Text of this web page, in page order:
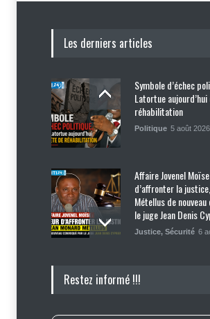
Les derniers articles
Symbole d’échec
Latortue
réhabilitation
Politique 5 août 2026
Affaire Jovenel
d’affronter la
Métellus de
le juge Jean Denis
Justice, Sécurité 6
accidents : ce que
Restez informé !!!